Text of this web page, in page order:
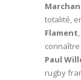
totalité,
Flament
Paul
rugby